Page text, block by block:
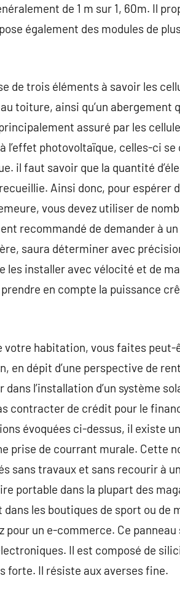
de 1 m sur 1, 60m. Il
également des modules de
de trois éléments à savoir les
toiture, ainsi qu’un
assuré par les
photovoltaïque, celles-ci se
il faut savoir que la quantité
Ainsi donc, pour
vous devez utiliser de
recommandé de demander à
saura déterminer avec
les installer avec vélocité et de
en compte la puissance
votre habitation, vous faites
en dépit d’une perspective de
l’installation d’un système
contracter de crédit pour le
évoquées ci-dessus, il existe
prise de courrant murale. Cette
sans travaux et sans recourir à
portable dans la plupart des
les boutiques de sport ou de
pour un e-commerce. Ce
Il est composé de
forte. Il résiste aux averses fine.